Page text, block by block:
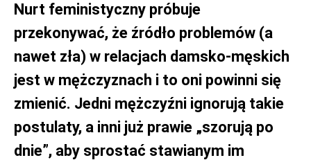
Nurt feministyczny próbuje
przekonywać, że źródło problemów (a
nawet zła) w relacjach damsko-męskich
jest w mężczyznach i to oni powinni się
zmienić. Jedni mężczyźni ignorują takie
postulaty, a inni już prawie „szorują po
dnie”, aby sprostać stawianym im